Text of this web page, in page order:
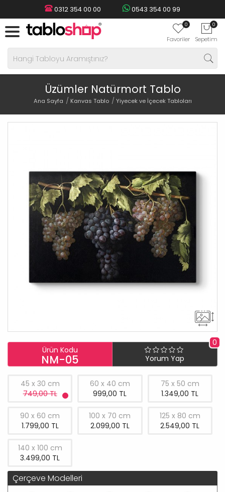
0312 354 00 00 0543 354 00 99
0
Favoriler
0
Sepetim
Üzümler Natürmort Tablo
Ana Sayfa Kanvas Tablo Yiyecek ve İçecek Tabloları
Ürün Kodu
NM-05
0
Yorum Yap
45 x 30 cm
749,00 TL
60 x 40 cm
999,00 TL
75 x 50 cm
1.349,00 TL
90 x 60 cm
1.799,00 TL
100 x 70 cm
2.099,00 TL
125 x 80 cm
2.549,00 TL
140 x 100 cm
3.499,00 TL
Çerçeve Modelleri